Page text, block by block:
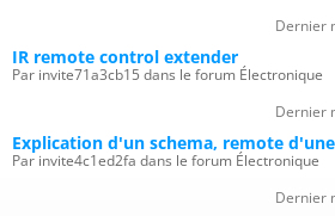
Dernier
IR remote control extender
Par invite71a3cb15 dans le forum Électronique
Dernier
Explication d'un schema, remote
Par invite4c1ed2fa dans le forum Électronique
Dernier